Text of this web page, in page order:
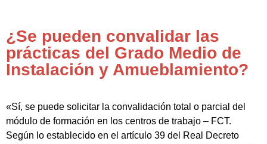
¿Se pueden convalidar las
prácticas del Grado Medio de
Instalación y Amueblamiento?
«Sí, se puede solicitar la convalidación total o parcial del
módulo de formación en los centros de trabajo – FCT.
Según lo establecido en el artículo 39 del Real Decreto